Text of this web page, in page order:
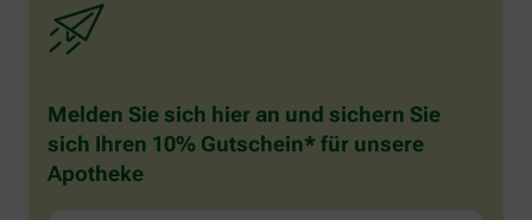
Melden Sie sich hier an und sichern Sie
sich Ihren 10% Gutschein* für unsere
Apotheke